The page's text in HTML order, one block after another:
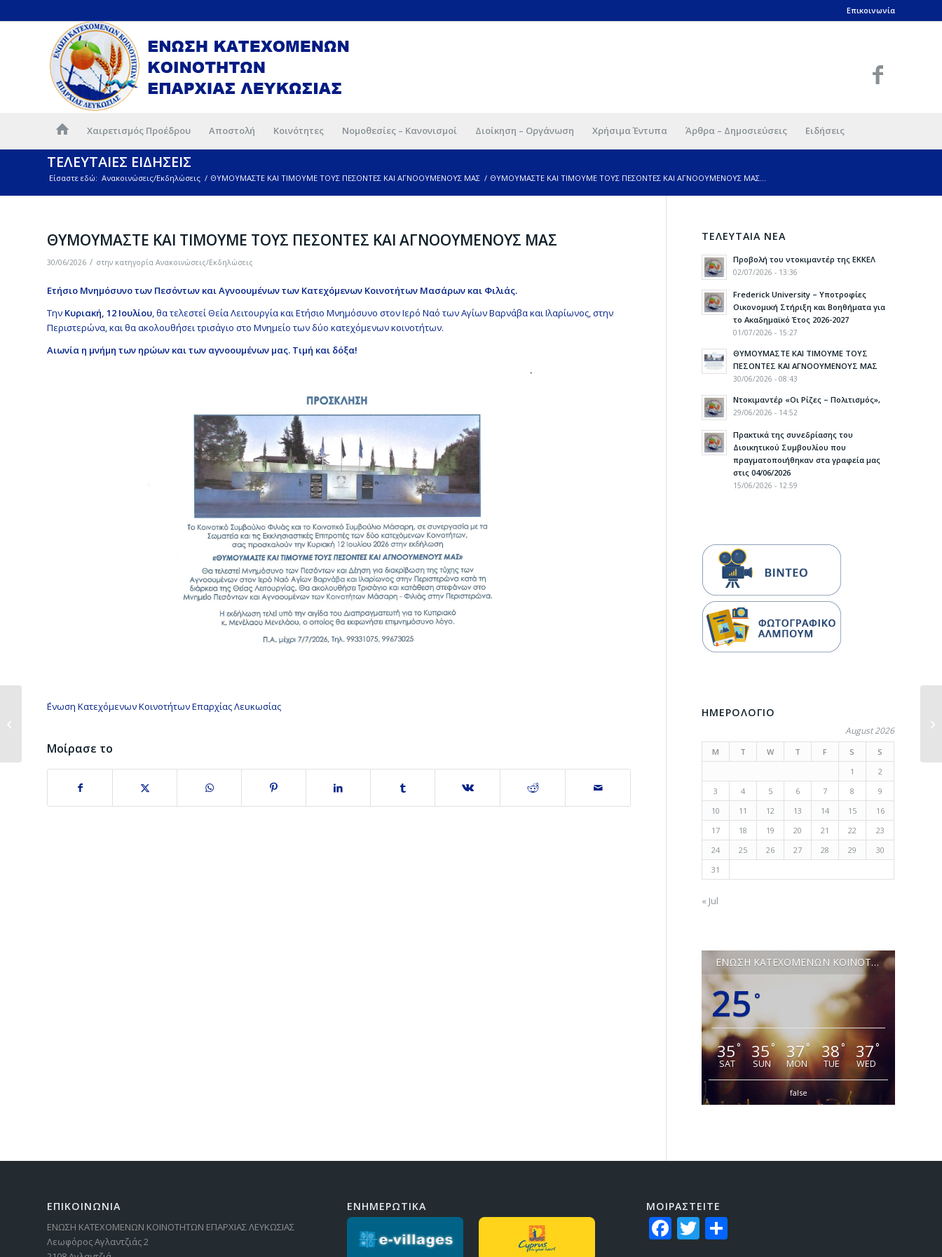
Επικοινωνία
Χαιρετισμός Προέδρου Αποστολή Κοινότητες Νομοθεσίες – Κανονισμοί Διοίκηση – Οργάνωση Χρήσιμα Έντυπα Άρθρα – Δημοσιεύσεις Ειδήσεις
ΤΕΛΕΥΤΑΙΕΣ ΕΙΔΗΣΕΙΣ
Είσαστε εδώ: Ανακοινώσεις/Εκδηλώσεις / ΘΥΜΟΥΜΑΣΤΕ ΚΑΙ ΤΙΜΟΥΜΕ ΤΟΥΣ ΠΕΣΟΝΤΕΣ ΚΑΙ ΑΓΝΟΟΥΜΕΝΟΥΣ ΜΑΣ / ΘΥΜΟΥΜΑΣΤΕ ΚΑΙ ΤΙΜΟΥΜΕ ΤΟΥΣ ΠΕΣΟΝΤΕΣ ΚΑΙ ΑΓΝΟΟΥΜΕΝΟΥΣ ΜΑΣ...
ΘΥΜΟΥΜΑΣΤΕ ΚΑΙ ΤΙΜΟΥΜΕ ΤΟΥΣ ΠΕΣΟΝΤΕΣ ΚΑΙ ΑΓΝΟΟΥΜΕΝΟΥΣ ΜΑΣ
30/06/2026 / στην κατηγορία Ανακοινώσεις/Εκδηλώσεις
Ετήσιο Μνημόσυνο των Πεσόντων και Αγνοουμένων των Κατεχόμενων Κοινοτήτων Μασάρων και Φιλιάς.
Την Κυριακή, 12 Ιουλίου, θα τελεστεί Θεία Λειτουργία και Ετήσιο Μνημόσυνο στον Ιερό Ναό των Αγίων Βαρνάβα και Ιλαρίωνος, στην
Περιστερώνα, και θα ακολουθήσει τρισάγιο στο Μνημείο των δύο κατεχόμενων κοινοτήτων.
Αιωνία η μνήμη των ηρώων και των αγνοουμένων μας. Τιμή και δόξα!
΄Ενωση Κατεχόμενων Κοινοτήτων Επαρχίας Λευκωσίας
Μοίρασε το
ΤΕΛΕΥΤΑΙΑ ΝΕΑ
Προβολή του ντοκιμαντέρ της ΕΚΚΕΛ
02/07/2026 - 13:36
Frederick University – Υποτροφίες
Οικονομική Στήριξη και Βοηθήματα για
το Ακαδημαϊκό Έτος 2026-2027
01/07/2026 - 15:27
ΘΥΜΟΥΜΑΣΤΕ ΚΑΙ ΤΙΜΟΥΜΕ ΤΟΥΣ
ΠΕΣΟΝΤΕΣ ΚΑΙ ΑΓΝΟΟΥΜΕΝΟΥΣ ΜΑΣ
30/06/2026 - 08:43
Ντοκιμαντέρ «Οι Ρίζες – Πολιτισμός»,
29/06/2026 - 14:52
Πρακτικά της συνεδρίασης του
Διοικητικού Συμβουλίου που
πραγματοποιήθηκαν στα γραφεία μας
στις 04/06/2026
15/06/2026 - 12:59
ΗΜΕΡΟΛΟΓΙΟ
August 2026
M T W T F S
S
1
2
3
4 5 6 7 8
9
10
11 12 13 14 15
16
17
18 19 20 21 22
23
24
25 26 27 28 29
30
31
« Jul
ΕΝΩΣΗ ΚΑΤΕΧΟΜΕΝΩΝ ΚΟΙΝΟΤΗΤΩΝ ΛΕΥΚΩΣΙΑΣ
25 °
35°
SAT
35°
SUN
37°
MON
38°
TUE
37°
WED
false
ΕΠΙΚΟΙΝΩΝΙΑ
ΕΝΩΣΗ ΚΑΤΕΧΟΜΕΝΩΝ ΚΟΙΝΟΤΗΤΩΝ ΕΠΑΡΧΙΑΣ ΛΕΥΚΩΣΙΑΣ
Λεωφόρος Αγλαντζιάς 2
ΕΝΗΜΕΡΩΤΙΚΑ ΜΟΙΡΑΣTEITE
Facebook
Twitter
Ντοκιμαντέρ «Οι Ρίζες